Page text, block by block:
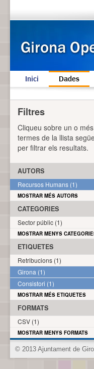
Inici Dades
Filtres
Cliqueu sobre un o més
termes de la llista
per filtrar els resultats.
AUTORS
Recursos Humans (1)
MOSTRAR MÉS AUTORS
CATEGORIES
Sector públic (1)
MOSTRAR MENYS
ETIQUETES
Retribucions (1)
Girona (1)
Consistori (1)
MOSTRAR MÉS ETIQUETES
FORMATS
CSV (1)
MOSTRAR MENYS FORMATS
© 2013 Ajuntament de